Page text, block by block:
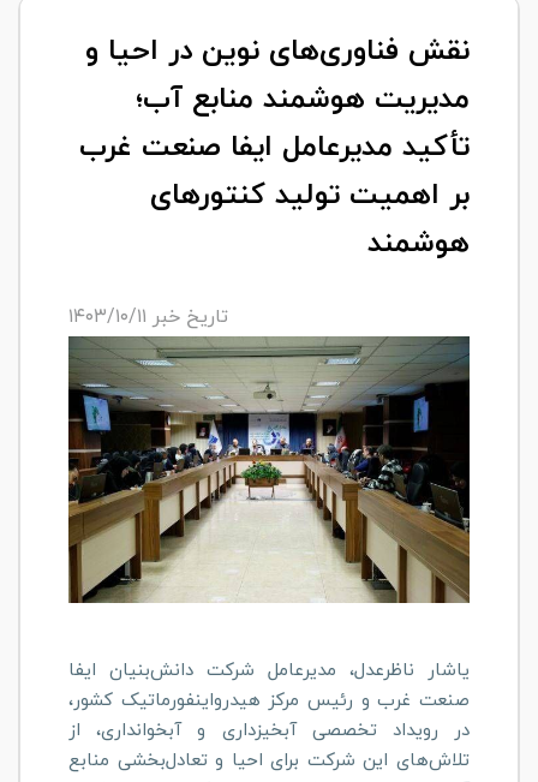
نقش فناوری‌های نوین در احیا و
مدیریت هوشمند منابع آب؛
تأکید مدیرعامل ایفا صنعت غرب
بر اهمیت تولید کنتورهای
هوشمند
تاریخ خبر ۱۴۰۳/۱۰/۱۱
یاشار ناظرعدل، مدیرعامل شرکت دانش‌بنیان ایفا
صنعت غرب و رئیس مرکز هیدرواینفورماتیک کشور،
در رویداد تخصصی آبخیزداری و آبخوانداری، از
تلاش‌های این شرکت برای احیا و تعادل‌بخشی منابع